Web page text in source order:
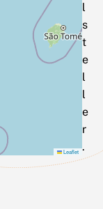
Leaflet
l
s
t
e
l
l
e
r
.